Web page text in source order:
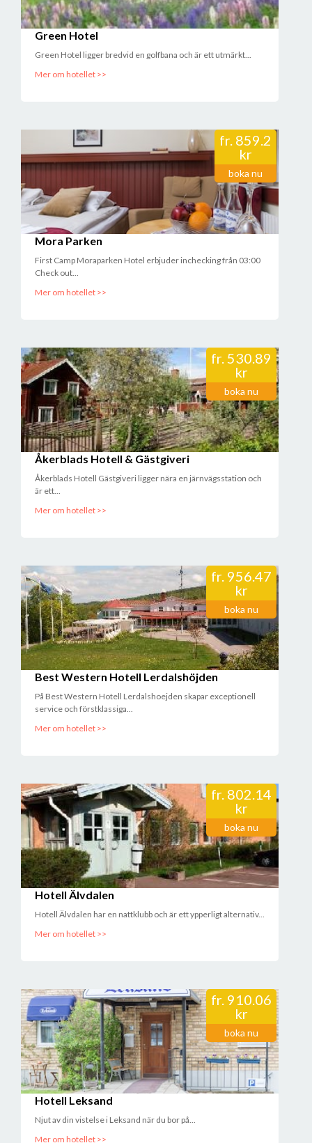
Green Hotel
Green Hotel ligger bredvid en golfbana och är ett utmärkt...
Mer om hotellet >>
fr. 859.2
kr
boka nu
Mora Parken
First Camp Moraparken Hotel erbjuder inchecking från 03:00
Check out...
Mer om hotellet >>
fr.530.89
kr
boka nu
Åkerblads Hotell & Gästgiveri
Åkerblads Hotell Gästgiveri ligger nära en järnvägsstation och
är ett...
Mer om hotellet >>
fr. 956.47
kr
boka nu
Best Western Hotell Lerdalshöjden
På Best Western Hotell Lerdalshoejden skapar exceptionell
service och förstklassiga...
Mer om hotellet >>
fr. 802.14
kr
boka nu
Hotell Älvdalen
Hotell Älvdalen har en nattklubb och är ett ypperligt alternativ...
Mer om hotellet >>
fr. 910.06
kr
boka nu
Hotell Leksand
Njut av din vistelse i Leksand när du bor på...
Mer om hotellet >>